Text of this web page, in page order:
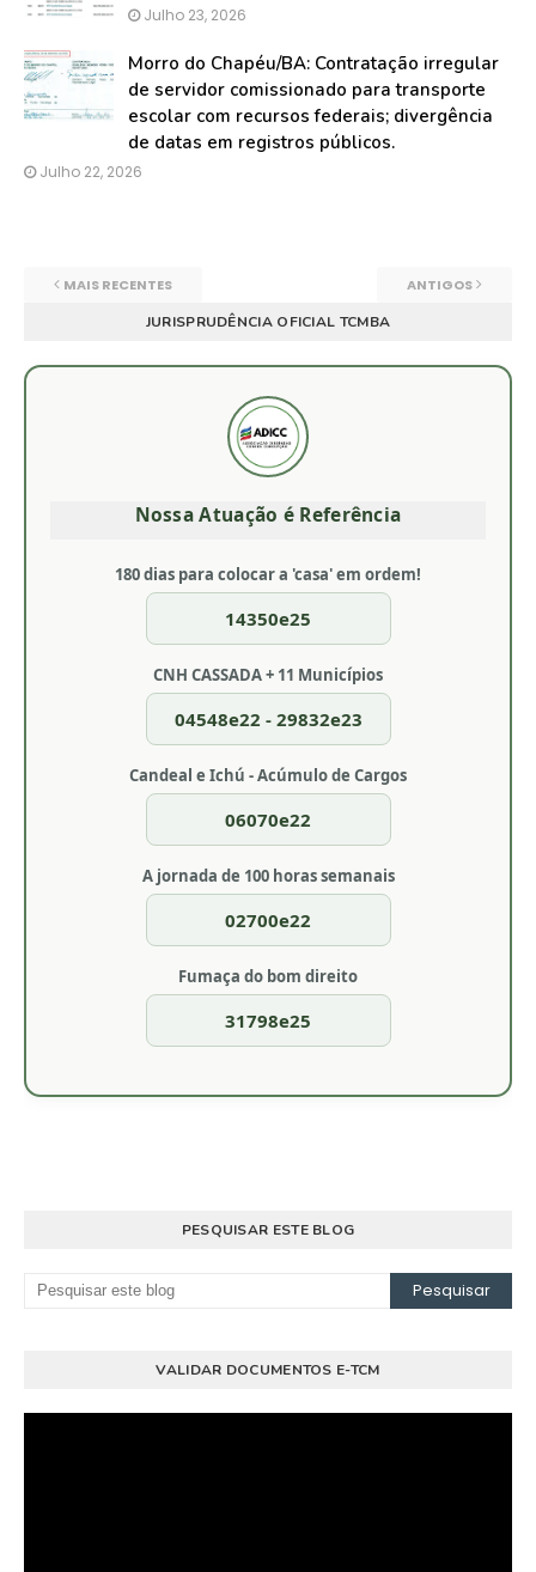
Julho 23, 2026
Morro do Chapéu/BA: Contratação irregular
de servidor comissionado para transporte
escolar com recursos federais; divergência
de datas em registros públicos.
Julho 22, 2026
MAIS RECENTES
ANTIGOS
JURISPRUDÊNCIA OFICIAL TCMBA
Nossa Atuação é Referência
180 dias para colocar a 'casa' em ordem!
14350e25
CNH CASSADA + 11 Municípios
04548e22 - 29832e23
Candeal e Ichú - Acúmulo de Cargos
06070e22
A jornada de 100 horas semanais
02700e22
Fumaça do bom direito
31798e25
PESQUISAR ESTE BLOG
VALIDAR DOCUMENTOS E-TCM